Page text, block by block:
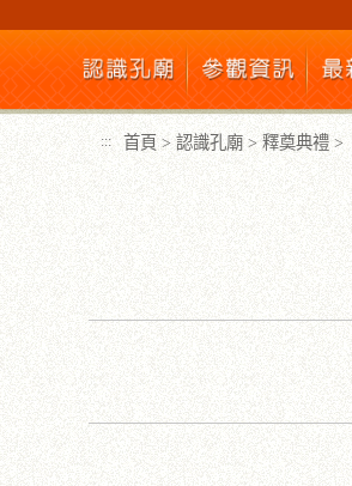
主
要
內
容
區
塊
::: 首頁 > 認識孔廟 > 釋奠典禮 >